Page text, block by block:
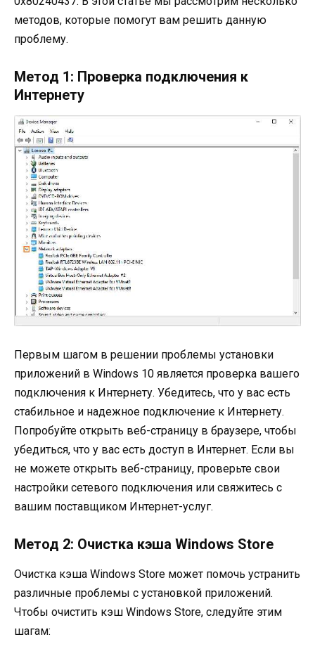
методов, которые помогут вам решить данную
проблему.
Метод 1: Проверка подключения к
Интернету
Первым шагом в решении проблемы установки
приложений в Windows 10 является проверка вашего
подключения к Интернету. Убедитесь, что у вас есть
стабильное и надежное подключение к Интернету.
Попробуйте открыть веб-страницу в браузере, чтобы
убедиться, что у вас есть доступ в Интернет. Если вы
не можете открыть веб-страницу, проверьте свои
настройки сетевого подключения или свяжитесь с
вашим поставщиком Интернет-услуг.
Метод 2: Очистка кэша Windows Store
Очистка кэша Windows Store может помочь устранить
различные проблемы с установкой приложений.
Чтобы очистить кэш Windows Store, следуйте этим
шагам: